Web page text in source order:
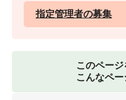
指定管理者の募集
このペー
こんなペ